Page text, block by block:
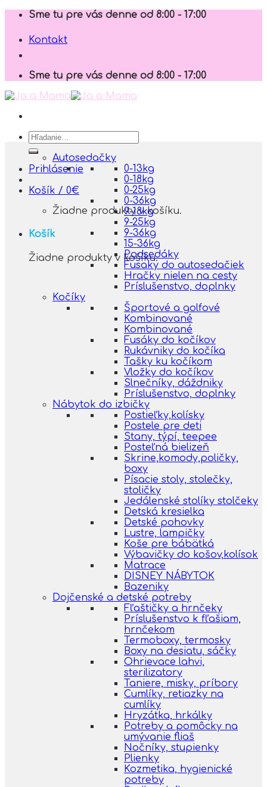
Skip
content
Sme tu pre vás denne od 8:00 - 17:00
Kontakt
Sme tu pre vás denne od 8:00 - 17:00
Hľadať:
Prihlásenie
Košík / 0€
Žiadne produkty v košíku.
Košík
Žiadne produkty v košíku.
Autosedačky
0-13kg
0-18kg
0-25kg
0-36kg
9-18kg
9-25kg
9-36kg
15-36kg
Podsedáky
Fusaky do autosedačiek
Hračky nielen na cesty
Príslušenstvo, doplnky
Kočíky
Športové a golfové
Kombinované
Kombinované
Fusáky do kočíkov
Rukávniky do kočíka
Tašky ku kočíkom
Vložky do kočíkov
Slnečníky, dáždniky
Príslušenstvo, doplnky
Nábytok do izbičky
Postieľky,kolísky
Postele pre deti
Stany, týpí, teepee
Posteľná bielizeň
Skrine,komody,poličky,
boxy
Písacie stoly, stolečky,
stoličky
Jedálenské stolíky stolčeky
Detská kresielka
Detské pohovky
Lustre, lampičky
Koše pre bábätká
Výbavičky do košov,kolísok
Matrace
DISNEY NÁBYTOK
Bazeniky
Dojčenské a detské potreby
Fľaštičky a hrnčeky
Príslušenstvo k fľašiam,
hrnčekom
Termoboxy, termosky
Boxy na desiatu, sáčky
Ohrievace lahvi,
sterilizatory
Taniere, misky, príbory
Cumlíky, retiazky na
cumlíky
Hryzátka, hrkálky
Potreby a pomôcky na
umývanie fliaš
Nočníky, stupienky
Plienky
Kozmetika, hygienické
potreby